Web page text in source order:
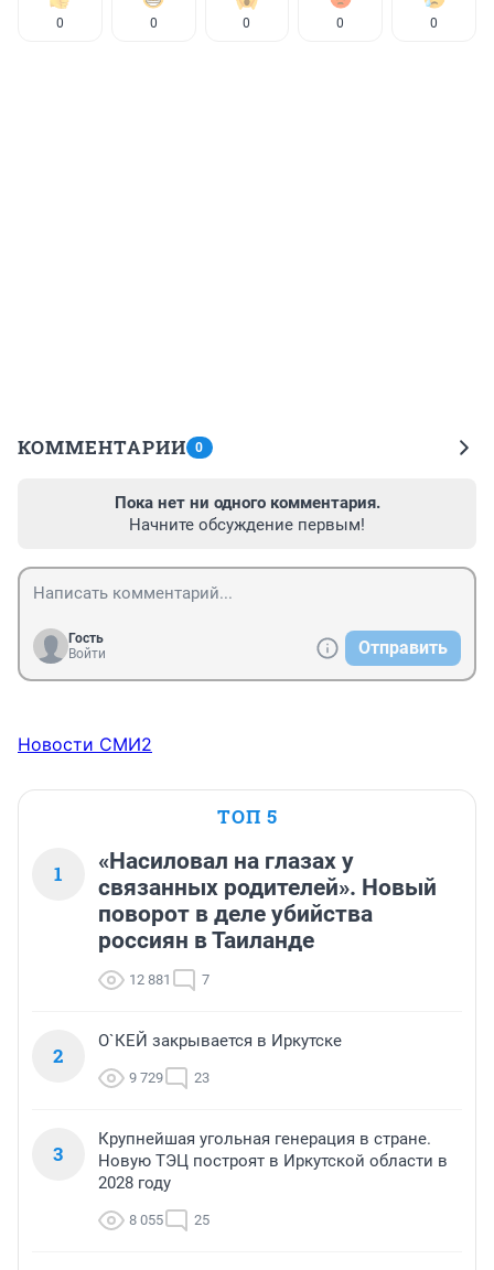
0 0 0 0 0
КОММЕНТАРИИ 0
Пока нет ни одного комментария.
Начните обсуждение первым!
Гость
Войти
Отправить
Новости СМИ2
ТОП 5
1
«Насиловал на глазах у
связанных родителей». Новый
поворот в деле убийства
россиян в Таиланде
12 881 7
2
О`КЕЙ закрывается в Иркутске
9 729 23
3
Крупнейшая угольная генерация в стране.
Новую ТЭЦ построят в Иркутской области в
2028 году
8 055 25